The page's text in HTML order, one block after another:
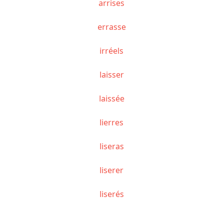
arrises
errasse
irréels
laisser
laissée
lierres
liseras
liserer
liserés